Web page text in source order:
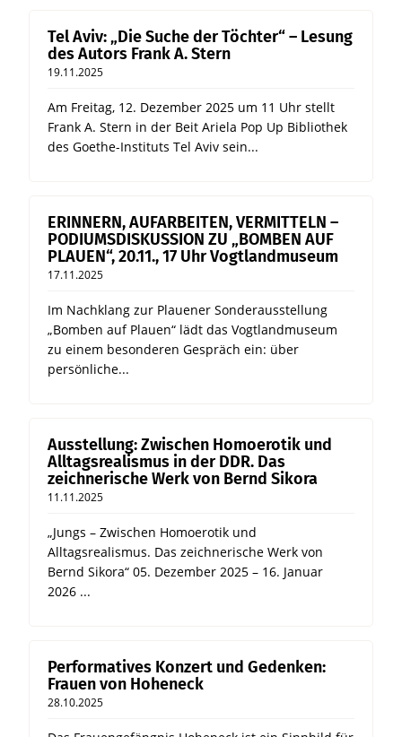
Tel Aviv: „Die Suche der Töchter“ – Lesung
des Autors Frank A. Stern
19.11.2025
Am Freitag, 12. Dezember 2025 um 11 Uhr stellt
Frank A. Stern in der Beit Ariela Pop Up Bibliothek
des Goethe-Instituts Tel Aviv sein...
ERINNERN, AUFARBEITEN, VERMITTELN –
PODIUMSDISKUSSION ZU „BOMBEN AUF
PLAUEN“, 20.11., 17 Uhr Vogtlandmuseum
17.11.2025
Im Nachklang zur Plauener Sonderausstellung
„Bomben auf Plauen“ lädt das Vogtlandmuseum
zu einem besonderen Gespräch ein: über
persönliche...
Ausstellung: Zwischen Homoerotik und
Alltagsrealismus in der DDR. Das
zeichnerische Werk von Bernd Sikora
11.11.2025
„Jungs – Zwischen Homoerotik und
Alltagsrealismus. Das zeichnerische Werk von
Bernd Sikora“ 05. Dezember 2025 – 16. Januar
2026 ...
Performatives Konzert und Gedenken:
Frauen von Hoheneck
28.10.2025